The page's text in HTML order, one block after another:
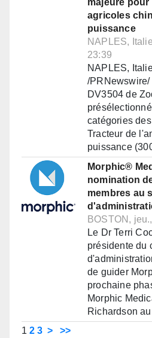
majeure
agricoles
puissance
NAPLES,
23:39
NAPLES,
/PRNewswire/
DV3504 de
catégories
Tracteur de
puissance
Morphic®
nomination
membres au
BOSTON,
Le Dr Terri
présidente du
de guider
prochaine
Morphic
Richardson
1 2 3 > >>